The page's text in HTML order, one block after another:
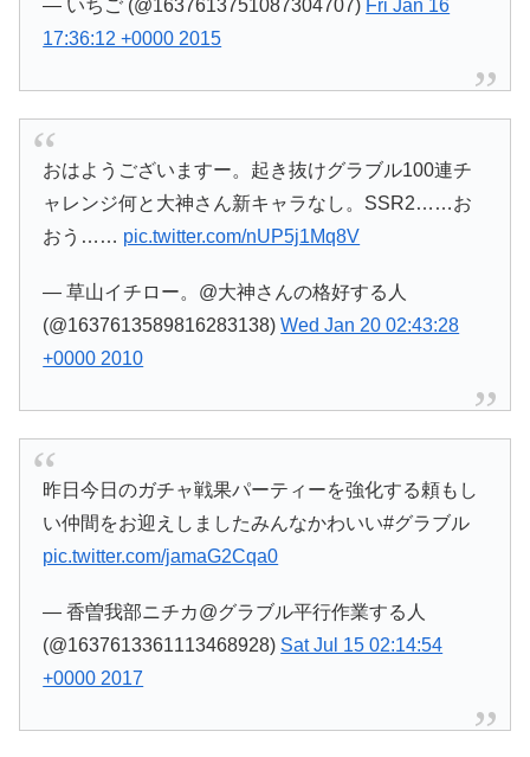
— いちご (@1637613751087304707) Fri Jan 16
17:36:12 +0000 2015
おはようございますー。起き抜けグラブル100連チ
ャレンジ何と大神さん新キャラなし。SSR2……お
おう…… pic.twitter.com/nUP5j1Mq8V
— 草山イチロー。@大神さんの格好する人
(@1637613589816283138)Wed Jan 20 02:43:28
+0000 2010
昨日今日のガチャ戦果パーティーを強化する頼もし
い仲間をお迎えしましたみんなかわいい#グラブル
pic.twitter.com/jamaG2Cqa0
— 香曽我部ニチカ@グラブル平行作業する人
(@1637613361113468928) Sat Jul 15 02:14:54
+0000 2017